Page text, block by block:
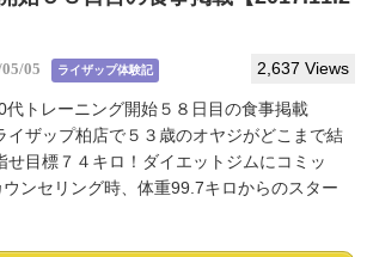
05 ライザップ体験記 2,637 Views
代トレーニング開始５８日目の食事掲載
イザップ柏店で５３歳のオヤジがどこまで結
せ目標７４キロ！ダイエットジムにコミッ
ンセリング時、体重99.7キロからのスター